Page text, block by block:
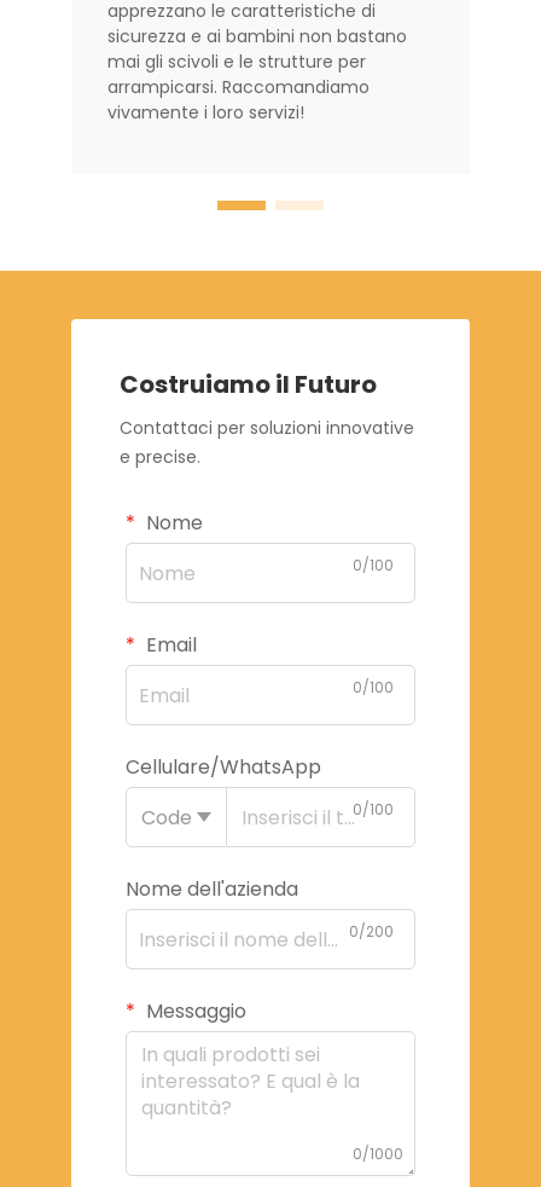
apprezzano le caratteristiche di
sicurezza e ai bambini non bastano
mai gli scivoli e le strutture per
arrampicarsi. Raccomandiamo
vivamente i loro servizi!
Costruiamo il Futuro
Contattaci per soluzioni innovative
e precise.
Nome
0/100
Email
0/100
Cellulare/WhatsApp
Code
0/100
Nome dell'azienda
0/200
Messaggio
0/1000